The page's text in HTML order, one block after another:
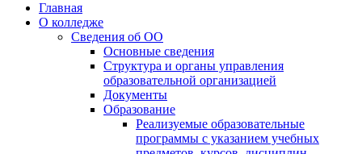
Главная
О колледже
Сведения об ОО
Основные сведения
Структура и органы управления
образовательной организацией
Документы
Образование
Реализуемые образовательные
программы с указанием учебных